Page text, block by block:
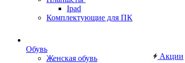
Ipad
Комплектующие для ПК
Обувь
Женская обувь
Акции